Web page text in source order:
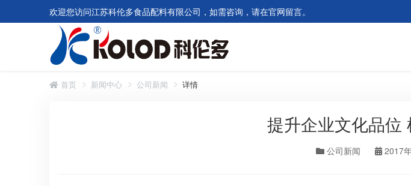
欢迎您访问江苏科伦多食品配料有限公司，如需咨询，请在官网留言。
首页 新闻中心 公司新闻 详情
提升企业文化品位
公司新闻 2017